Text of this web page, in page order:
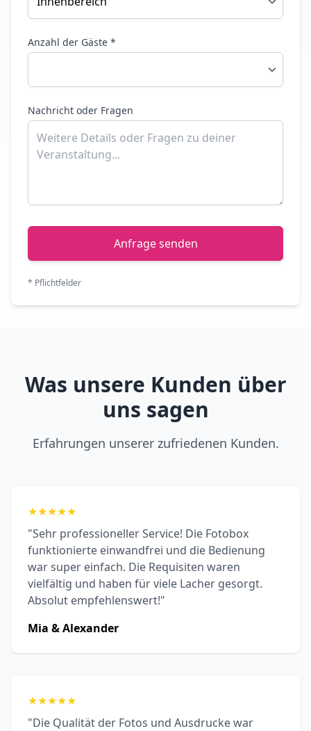
Anzahl der Gäste *
Nachricht oder Fragen
Anfrage senden
* Pflichtfelder
Was unsere Kunden über
uns sagen
Erfahrungen unserer zufriedenen Kunden.
★★★★★
"Sehr professioneller Service! Die Fotobox
funktionierte einwandfrei und die Bedienung
war super einfach. Die Requisiten waren
vielfältig und haben für viele Lacher gesorgt.
Absolut empfehlenswert!"
Mia & Alexander
★★★★★
"Die Qualität der Fotos und Ausdrucke war